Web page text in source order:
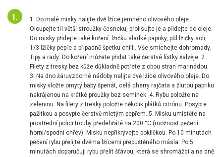
1. Do malé misky nalijte dvě lžíce jemného olivového oleje.
Oloupejte tři větší stroužky česneku, prolisujte je a přidejte do oleje.
Do misky přidejte také koření: lžičku sladké papriky, půl lžičky soli,
1/3 lžičky pepře a případně špetku chilli. Vše smíchejte dohromady.
Tipy a rady: Do koření můžete přidat také čerstvé lístky šalvěje. 2.
Filety z tresky bez kůže důkladně potřete z obou stran marinádou.
3. Na dno žáruvzdorné nádoby nalijte dvě lžíce olivového oleje. Do
misky vložte omytý baby špenát, celá cherry rajčata a žlutou papriku
nakrájenou na krátké proužky bez semínek. 4. Rybu položte na
zeleninu. Na filety z tresky položte několik plátků citrónu. Posypte
pažitkou a posypte čerstvě mletým pepřem. 5. Misku umístěte na
prostřední polici trouby předehřáté na 200 °C (možnost pečení:
horní/spodní ohřev). Misku nepřikrývejte pokličkou. Po 10 minutách
pečení rybu přelijte dvěma lžícemi přepuštěného másla. Po 5
minutách doporučuji rybu přelít šťávou, která se shromáždila na dně